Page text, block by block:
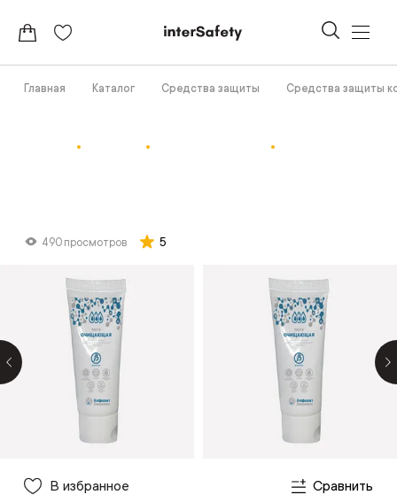
Главная Каталог Средства защиты Средства защиты
490 просмотров 5
В избранное Сравнить